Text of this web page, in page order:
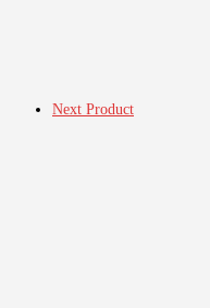
Next Product